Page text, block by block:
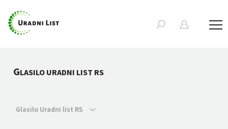
GLASILO URADNI LIST RS
Glasilo Uradni list RS